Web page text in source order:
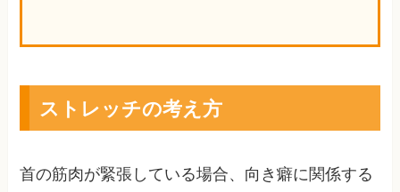
ストレッチの考え方
首の筋肉が緊張している場合、向き癖に関係する